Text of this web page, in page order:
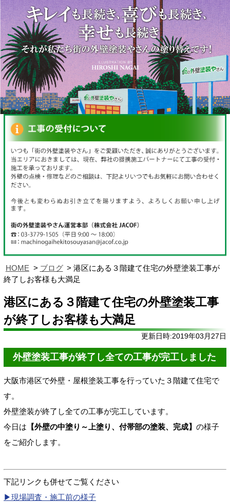
HOME ブログ
港区にある３階建て住宅の外壁塗装工事が
終了しお客様も大満足
港区にある３階建て住宅の外壁塗装工事
が終了しお客様も大満足
更新日時:2019年03月27日
外壁塗装工事が終了し全ての工事が完工しました
大阪市港区で外壁・屋根塗装工事を行っていた３階建て住宅で
す。
外壁塗装が終了し全ての工事が完工しています。
今日は 【外壁の中塗り～上塗り、付帯部の塗装、完成】 の様子
をご紹介します。
下記リンクも併せてご覧ください
▶現場調査・施工前の様子